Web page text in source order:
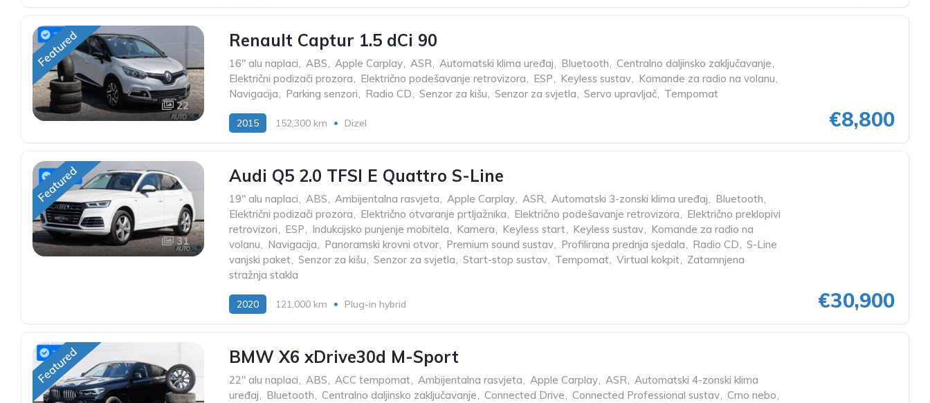
Featured
22
Renault Captur 1.5 dCi 90
16" alu naplaci, ABS, Apple Carplay, ASR, Automatski klima uređaj, Bluetooth, Centralno daljinsko zaključavanje,
Električni podizači prozora, Električno podešavanje retrovizora, ESP, Keyless sustav, Komande za radio na volanu,
Navigacija, Parking senzori, Radio CD, Senzor za kišu, Senzor za svjetla, Servo upravljač, Tempomat
2015 152,300 km Dizel €8,800
Featured
31
Audi Q5 2.0 TFSI E Quattro S-Line
19" alu naplaci, ABS, Ambijentalna rasvjeta, Apple Carplay, ASR, Automatski 3-zonski klima uređaj, Bluetooth,
Električni podizači prozora, Električno otvaranje prtljažnika, Električno podešavanje retrovizora, Električno preklopivi
retrovizori, ESP, Indukcijsko punjenje mobitela, Kamera, Keyless start, Keyless sustav, Komande za radio na
volanu, Navigacija, Panoramski krovni otvor, Premium sound sustav, Profilirana prednja sjedala, Radio CD, S-Line
vanjski paket, Senzor za kišu, Senzor za svjetla, Start-stop sustav, Tempomat, Virtual kokpit, Zatamnjena
stražnja stakla
2020 121,000 km Plug-in hybrid €30,900
Featured BMW X6 xDrive30d M-Sport
22" alu naplaci, ABS, ACC tempomat, Ambijentalna rasvjeta, Apple Carplay, ASR, Automatski 4-zonski klima
uređaj, Bluetooth, Centralno daljinsko zaključavanje, Connected Drive, Connected Professional sustav, Crno nebo,